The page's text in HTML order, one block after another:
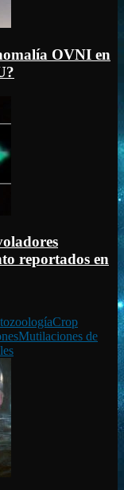
OVNI en
reportados en
Crop
Mutilaciones de